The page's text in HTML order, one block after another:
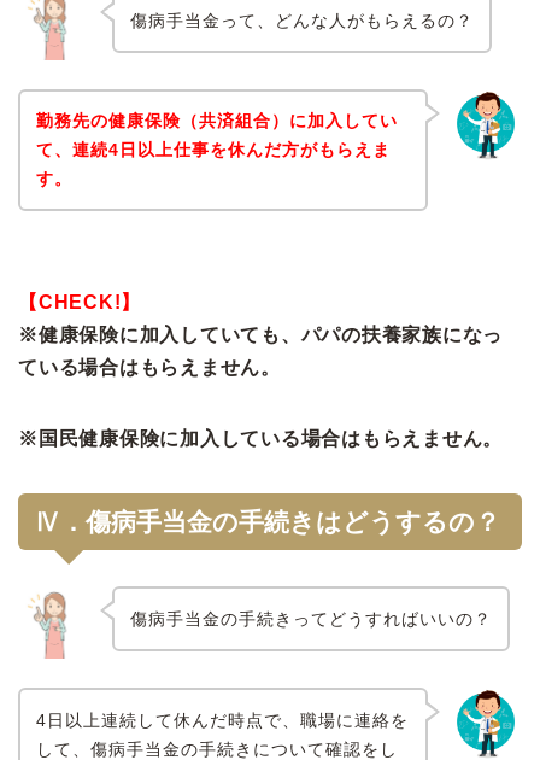
傷病手当金って、どんな人がもらえるの？
勤務先の健康保険（共済組合）に加入してい
て、連続4日以上仕事を休んだ方がもらえま
す。
【CHECK!】
※健康保険に加入していても、パパの扶養家族になっ
ている場合はもらえません。
※国民健康保険に加入している場合はもらえません。
Ⅳ．傷病手当金の手続きはどうするの？
傷病手当金の手続きってどうすればいいの？
4日以上連続して休んだ時点で、職場に連絡を
して、傷病手当金の手続きについて確認をし